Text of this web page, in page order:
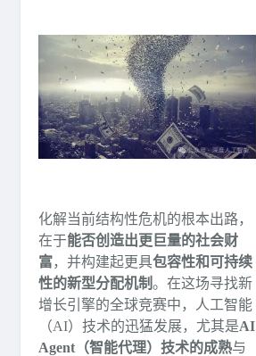
化解当前结构性危机的根本出路，
在于能否创造出更巨量的社会财
富，并构建起更具包容性和可持续
性的新型分配机制。在这场寻找新
增长引擎的全球竞赛中，人工智能
（AI）技术的迅猛发展，尤其是AI
Agent（智能代理）技术的成熟与